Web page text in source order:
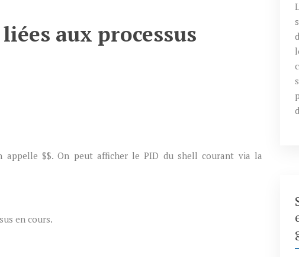
aux processus
appelle $$. On peut afficher le PID du shell courant via la
en cours.